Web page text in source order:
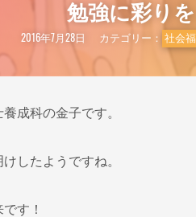
勉強に彩り
2016年7月28日 カテゴリー： 社会
成科の金子です。
したようですね。
す！